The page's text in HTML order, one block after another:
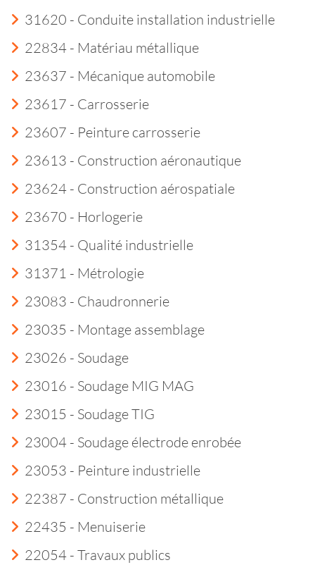
31620 - Conduite installation industrielle
22834 - Matériau métallique
23637 - Mécanique automobile
23617 - Carrosserie
23607 - Peinture carrosserie
23613 - Construction aéronautique
23624 - Construction aérospatiale
23670 - Horlogerie
31354 - Qualité industrielle
31371 - Métrologie
23083 - Chaudronnerie
23035 - Montage assemblage
23026 - Soudage
23016 - Soudage MIG MAG
23015 - Soudage TIG
23004 - Soudage électrode enrobée
23053 - Peinture industrielle
22387 - Construction métallique
22435 - Menuiserie
22054 - Travaux publics